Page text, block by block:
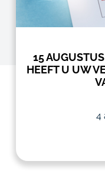
15
HEEFT U UW
4